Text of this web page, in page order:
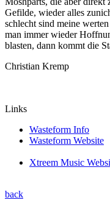
Gefilde, wieder alles
schlecht sind meine
man immer wieder
blasten, dann kommt die
Christian Kremp
Links
Wasteform Info
Wasteform Website
Xtreem Music
back